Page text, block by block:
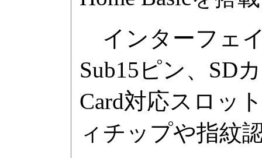
インターフェイ
Sub15ピン、SD
Card対応スロッ
ィチップや指紋